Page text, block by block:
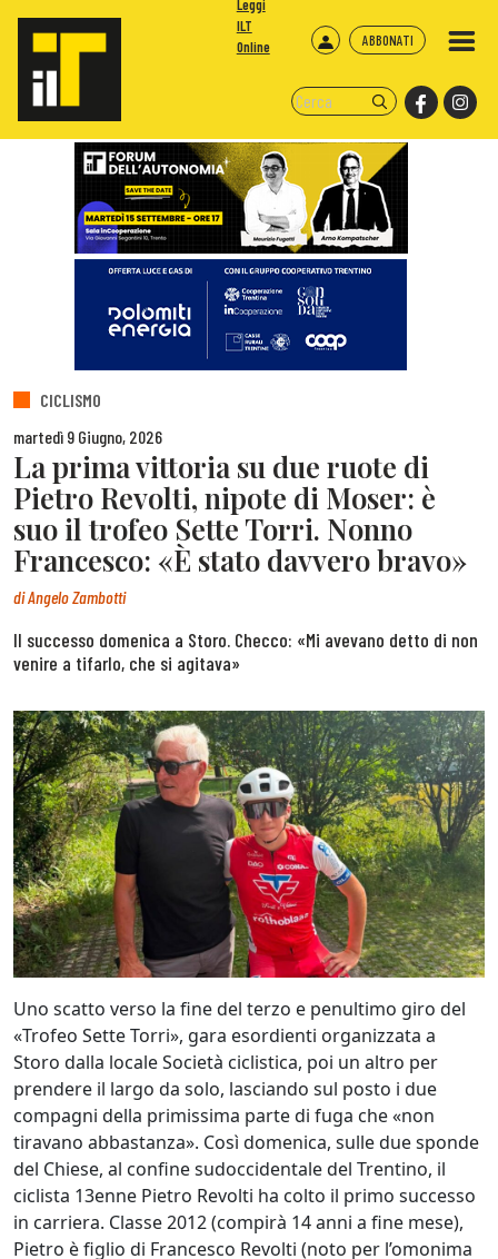
ABBONATI
Leggi
ILT
Online
CICLISMO
martedì 9 Giugno, 2026
La prima vittoria su due ruote di
Pietro Revolti, nipote di Moser: è
suo il trofeo Sette Torri. Nonno
Francesco: «È stato davvero bravo»
diAngelo Zambotti
Il successo domenica a Storo. Checco: «Mi avevano detto di non
venire a tifarlo, che si agitava»
Uno scatto verso la fine del terzo e penultimo giro del
«Trofeo Sette Torri», gara esordienti organizzata a
Storo dalla locale Società ciclistica, poi un altro per
prendere il largo da solo, lasciando sul posto i due
compagni della primissima parte di fuga che «non
tiravano abbastanza». Così domenica, sulle due sponde
del Chiese, al confine sudoccidentale del Trentino, il
ciclista 13enne Pietro Revolti ha colto il primo successo
in carriera. Classe 2012 (compirà 14 anni a fine mese),
Pietro è figlio di Francesco Revolti (noto per l’omonima